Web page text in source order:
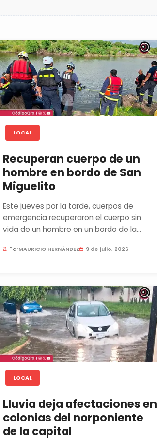
LOCAL
Recuperan cuerpo de un
hombre en bordo de San
Miguelito
Este jueves por la tarde, cuerpos de
emergencia recuperaron el cuerpo sin
vida de un hombre en un bordo de la
PorMAURICIO HERNÁNDEZ 9 de julio, 2026
LOCAL
Lluvia deja afectaciones en
colonias del norponiente
de la capital